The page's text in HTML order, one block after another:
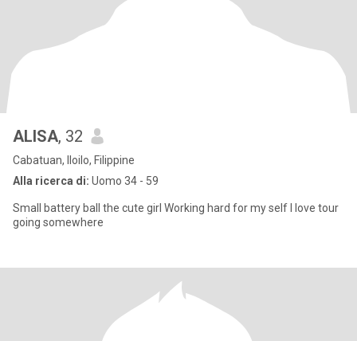
ALISA, 32
Cabatuan, Iloilo, Filippine
Alla ricerca di: Uomo 34 - 59
Small battery ball the cute girl Working hard for my self I love tour
going somewhere